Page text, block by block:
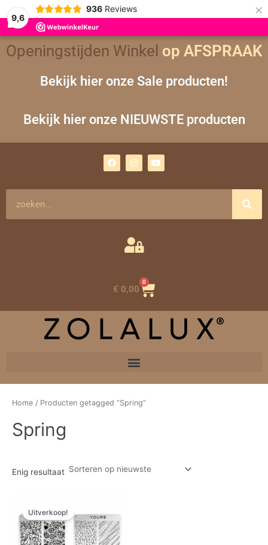
9,6
936 Reviews ×
Openingstijden Winkel op AFSPRAAK
Bekijk hier onze Sale producten!
Bekijk hier onze NIEUWSTE producten
a
c
n
s
m
o
u
€ 0,00
0
Winkelwagen
Home / Producten getagged “Spring”
Spring
Enig resultaat
Uitverkoop!
prijs
was:
€ 10,83.
prijs
is:
€ 7,59.